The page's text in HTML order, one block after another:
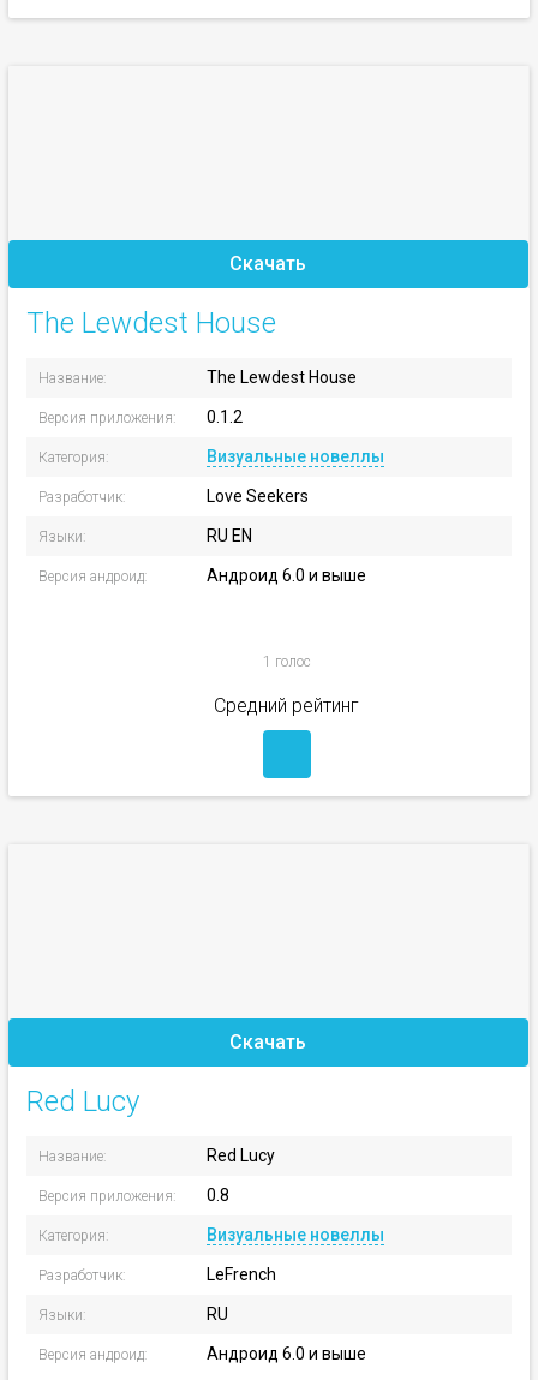
Скачать
The Lewdest House
Название: The Lewdest House
Версия приложения: 0.1.2
Категория: Визуальные новеллы
Разработчик: Love Seekers
Языки: RU EN
Версия андроид: Андроид 6.0 и выше
1 голос
Средний рейтинг
Скачать
Red Lucy
Название: Red Lucy
Версия приложения: 0.8
Категория: Визуальные новеллы
Разработчик: LeFrench
Языки: RU
Версия андроид: Андроид 6.0 и выше